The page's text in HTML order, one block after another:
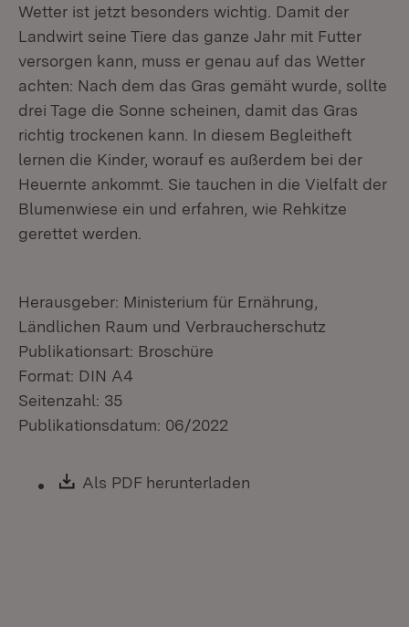
Wetter ist jetzt besonders wichtig. Damit der
Landwirt seine Tiere das ganze Jahr mit Futter
versorgen kann, muss er genau auf das Wetter
achten: Nach dem das Gras gemäht wurde, sollte
drei Tage die Sonne scheinen, damit das Gras
richtig trockenen kann. In diesem Begleitheft
lernen die Kinder, worauf es außerdem bei der
Heuernte ankommt. Sie tauchen in die Vielfalt der
Blumenwiese ein und erfahren, wie Rehkitze
gerettet werden.
Herausgeber: Ministerium für Ernährung,
Ländlichen Raum und Verbraucherschutz
Publikationsart: Broschüre
Format: DIN A4
Seitenzahl: 35
Publikationsdatum: 06/2022
Download:
Als PDF herunterladen